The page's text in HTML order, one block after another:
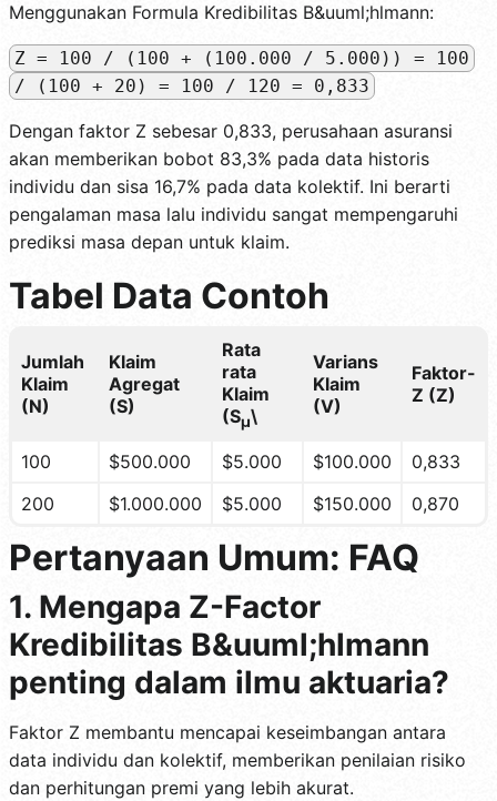
Menggunakan Formula Kredibilitas B&uuml;hlmann:
Z = 100 / (100 + (100.000 / 5.000)) = 100
/ (100 + 20) = 100 / 120 = 0,833
Dengan faktor Z sebesar 0,833, perusahaan asuransi
akan memberikan bobot 83,3% pada data historis
individu dan sisa 16,7% pada data kolektif. Ini berarti
pengalaman masa lalu individu sangat mempengaruhi
prediksi masa depan untuk klaim.
Tabel Data Contoh
Jumlah
Klaim
(N)
Klaim
Agregat
(S)
Rata
rata
Klaim
(Sµ\
Varians
Klaim
(V)
Faktor-
Z (Z)
100 $500.000 $5.000 $100.000
0,833
200
$1.000.000 $5.000 $150.000 0,870
Pertanyaan Umum: FAQ
1. Mengapa Z-Factor
Kredibilitas B&uuml;hlmann
penting dalam ilmu aktuaria?
Faktor Z membantu mencapai keseimbangan antara
data individu dan kolektif, memberikan penilaian risiko
dan perhitungan premi yang lebih akurat.